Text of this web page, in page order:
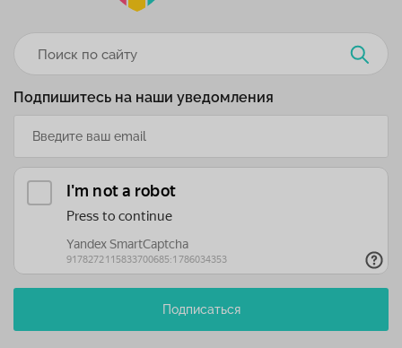
Подпишитесь на наши уведомления
Подписаться